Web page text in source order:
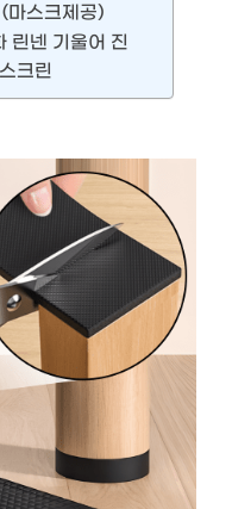
마스크제공)
린넨 기울어 진
크린